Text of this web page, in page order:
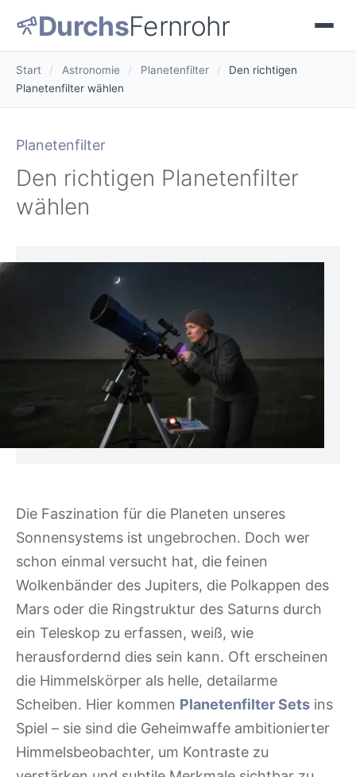
DurchsFernrohr
Start / Astronomie / Planetenfilter /
Den richtigen
Planetenfilter wählen
Planetenfilter
Den richtigen Planetenfilter
wählen
Die Faszination für die Planeten unseres
Sonnensystems ist ungebrochen. Doch wer
schon einmal versucht hat, die feinen
Wolkenbänder des Jupiters, die Polkappen des
Mars oder die Ringstruktur des Saturns durch
ein Teleskop zu erfassen, weiß, wie
herausfordernd dies sein kann. Oft erscheinen
die Himmelskörper als helle, detailarme
Scheiben. Hier kommen Planetenfilter Sets ins
Spiel – sie sind die Geheimwaffe ambitionierter
Himmelsbeobachter, um Kontraste zu